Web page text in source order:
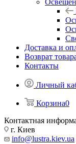
Доставка и
Возврат
Контакты
Личный
Корзина0
Контактная
г. Киев
info@lustra.kiev.ua